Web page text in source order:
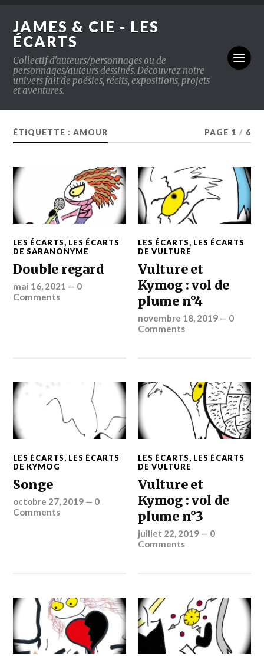
JAMES & CIE - LES
ÉCARTS
Collectif d'auteurs/personnages ou de
personnages/auteurs dessinés. Découvrez notre
univers fait de poésies, récits, expositions, projets
et aventures.
ÉTIQUETTE : AMOUR PAGE 1 / 6
LES ÉCARTS, LES ÉCARTS
DE SARANONYME
Double regard
mai 16, 2021 — 0
Comments
LES ÉCARTS, LES ÉCARTS
DE VULTURE
Vulture et
Kymog : vol de
plume n°4
novembre 18, 2019 — 0
Comments
LES ÉCARTS, LES ÉCARTS
DE KYMOG
Songe
octobre 27, 2019 — 0
Comments
LES ÉCARTS, LES ÉCARTS
DE VULTURE
Vulture et
Kymog : vol de
plume n°3
juillet 22, 2019 — 0
Comments